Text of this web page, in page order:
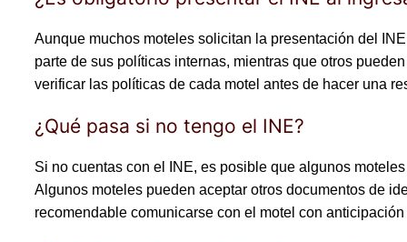
Aunque muchos moteles solicitan la presentación del
parte de sus políticas internas, mientras que otros
verificar las políticas de cada motel antes de hacer una
¿Qué pasa si no tengo el INE?
Si no cuentas con el INE, es posible que algunos
Algunos moteles pueden aceptar otros documentos de
recomendable comunicarse con el motel con